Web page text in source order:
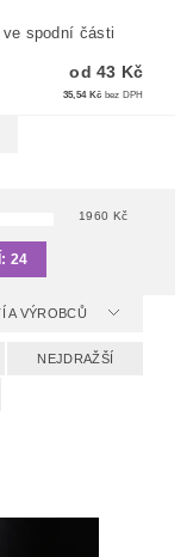
spodní části
od 43 Kč
35,54 Kč bez DPH
1960 Kč
24
A VÝROBCŮ
NEJDRAŽŠÍ